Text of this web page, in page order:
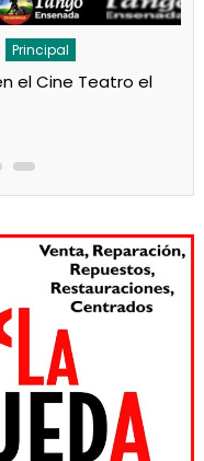
la salita de 1 año